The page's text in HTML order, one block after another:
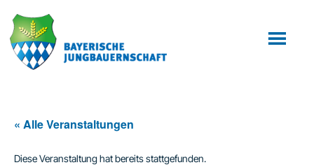
Inhalt
springen
Fußzeile
springen
« Alle Veranstaltungen
Diese Veranstaltung hat bereits stattgefunden.